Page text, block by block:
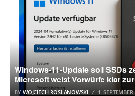
Windows-11-Update soll SSDs
Microsoft weist Vorwürfe klar
BY WOJCIECH ROSLANOWSKI 1.